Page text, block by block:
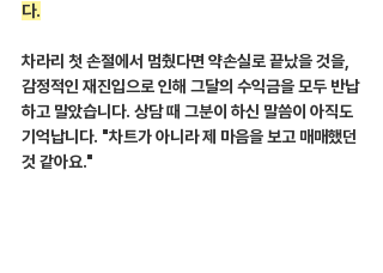
다.
차라리 첫 손절에서 멈췄다면 약손실로 끝났을 것을,
감정적인 재진입으로 인해 그달의 수익금을 모두 반납
하고 말았습니다. 상담 때 그분이 하신 말씀이 아직도
기억납니다. "차트가 아니라 제 마음을 보고 매매했던
것 같아요."